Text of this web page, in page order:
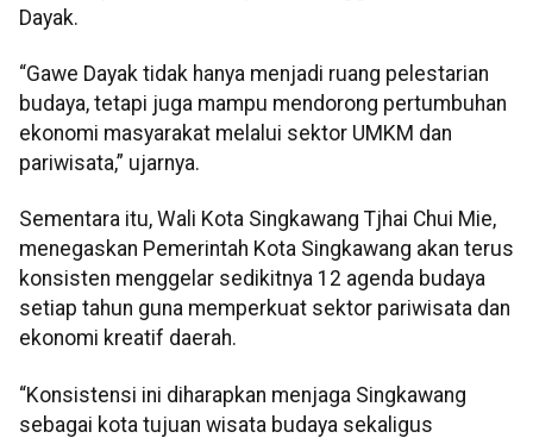
Dayak.
“Gawe Dayak tidak hanya menjadi ruang pelestarian
budaya, tetapi juga mampu mendorong pertumbuhan
ekonomi masyarakat melalui sektor UMKM dan
pariwisata,” ujarnya.
Sementara itu, Wali Kota Singkawang Tjhai Chui Mie,
menegaskan Pemerintah Kota Singkawang akan terus
konsisten menggelar sedikitnya 12 agenda budaya
setiap tahun guna memperkuat sektor pariwisata dan
ekonomi kreatif daerah.
“Konsistensi ini diharapkan menjaga Singkawang
sebagai kota tujuan wisata budaya sekaligus